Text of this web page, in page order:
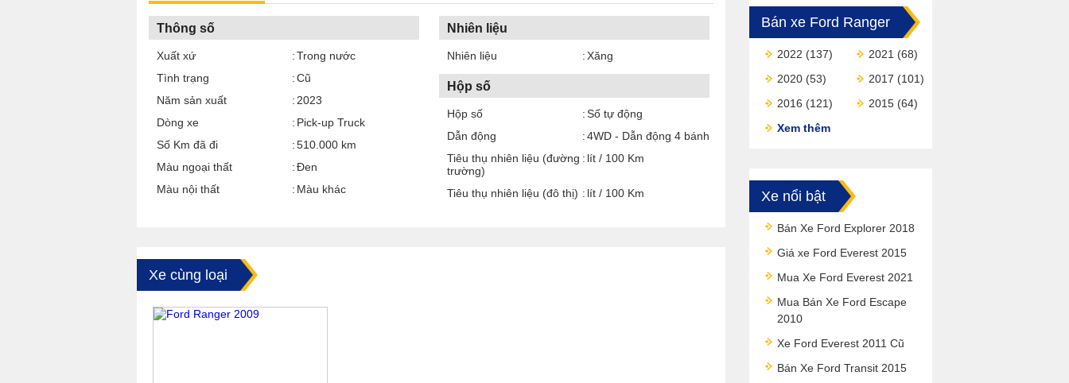
Thông số
Xuất xứ
Trong nước
Tình trạng
Cũ
Năm sản xuất
2023
Dòng xe
Pick-up Truck
Số Km đã đi
510.000 km
Màu ngoại thất
Đen
Màu nội thất
Màu khác
Nhiên liệu
Nhiên liệu Xăng
Hộp số
Hộp số
Số tự động
Dẫn động
4WD - Dẫn động 4 bánh
Tiêu thụ nhiên liệu (đường
trường)
lít / 100 Km
Tiêu thụ nhiên liệu (đô thị) lít / 100 Km
Xe cùng loại
Bán xe Ford Ranger
2022 (137) 2021 (68)
2020 (53) 2017 (101)
2016 (121) 2015 (64)
Xem thêm
Xe nổi bật
Bán Xe Ford Explorer 2018
Giá xe Ford Everest 2015
Mua Xe Ford Everest 2021
Mua Bán Xe Ford Escape
2010
Xe Ford Everest 2011 Cũ
Bán Xe Ford Transit 2015